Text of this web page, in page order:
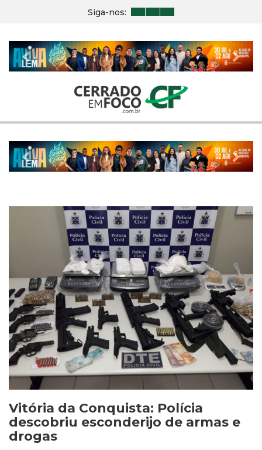
Siga-nos:
Previous Next
Previous Next
Vitória da Conquista: Polícia
descobriu esconderijo de armas e
drogas